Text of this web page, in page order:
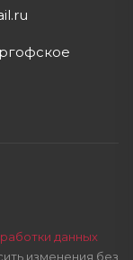
данных
изменения без